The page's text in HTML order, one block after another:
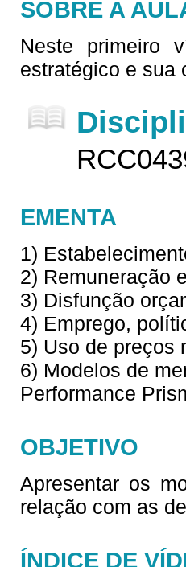
SOBRE A
Neste primeiro
estratégico e sua
EMENTA
1)
2) Remuneração
3) Disfunção
4) Emprego,
5) Uso de preços
6) Modelos de
Performance
OBJETIVO
Apresentar os
relação com as
ÍNDICE DE